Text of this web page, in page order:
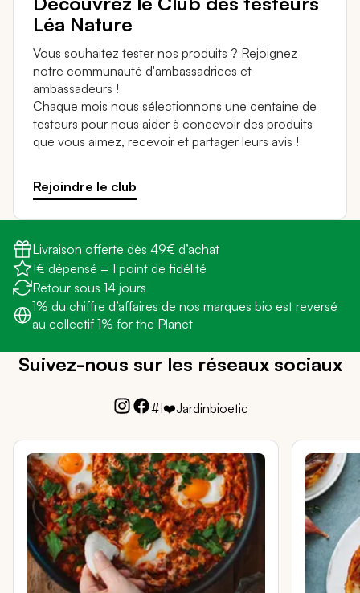
Léa Nature
Vous souhaitez tester nos produits ? Rejoignez
notre communauté d'ambassadrices et
ambassadeurs !
Chaque mois nous sélectionnons une centaine de
testeurs pour nous aider à concevoir des produits
que vous aimez, recevoir et partager leurs avis !
Rejoindre le club
Livraison offerte dès 49€ d’achat
1€ dépensé = 1 point de fidélité
Retour sous 14 jours
1% du chiffre d’affaires de nos marques bio est reversé
au collectif 1% for the Planet
Suivez-nous sur les réseaux sociaux
#I❤️Jardinbioetic